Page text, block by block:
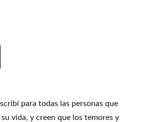
para todas las personas que
vida, y creen que los temores y